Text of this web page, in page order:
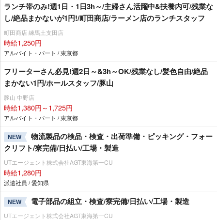
ランチ帯のみ!週1日・1日3h～/主婦さん活躍中&扶養内可/残業な
し/絶品まかないが1円!/町田商店/ラーメン店のランチスタッフ
町田商店 練馬土支田店
時給1,250円
アルバイト・パート / 東京都
フリーターさん必見!週2日～&3h～OK/残業なし/髪色自由/絶品
まかない1円/ホールスタッフ/豚山
豚山 中野店
時給1,380円～1,725円
アルバイト・パート / 東京都
NEW
物流製品の検品・検査・出荷準備・ピッキング・フォー
クリフト/寮完備/日払い/工場・製造
UTエージェント株式会社AGT東海第一CU
時給1,280円
派遣社員 / 愛知県
NEW 電子部品の組立・検査/寮完備/日払い/工場・製造
UTエージェント株式会社AGT東海第一CU